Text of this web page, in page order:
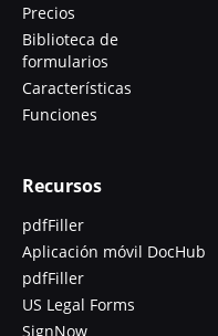
Precios
Biblioteca de
formularios
Características
Funciones
Recursos
pdfFiller
Aplicación móvil DocHub
pdfFiller
US Legal Forms
SignNow